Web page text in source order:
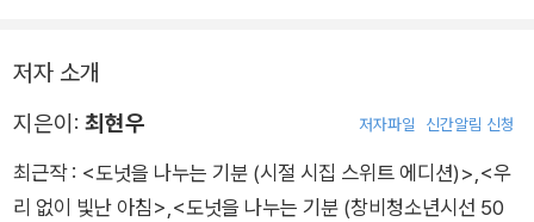
잘은 모르겠다
신이라면 시를 쓰지는 않겠지
적어도 슬픔과 죽음은 없겠지
―「그들의 신」 부분
최현우의 시는 깨지고 부서진 것을 보는 눈을 가졌다. 날카롭게
촉수가 있어서 세상의 폭력을 쉽게 납득하지 않는다. 그 눈과 손
은 “통증 없이도 이토록 멍들 수” 있는 세계에서, 곁에 있는 사람
의 손을 잡아주려 한다. 자기 내면에서 비롯된 무수한 찔림을 외
저자 소개
지은이: 최현우 저자파일 신간알림 신청
최근작 : <도넛을 나누는 기분 (시절 시집 스위트 에디션)> <우
리 없이 빛난 아침> <도넛을 나누는 기분 (창비청소년시선 50